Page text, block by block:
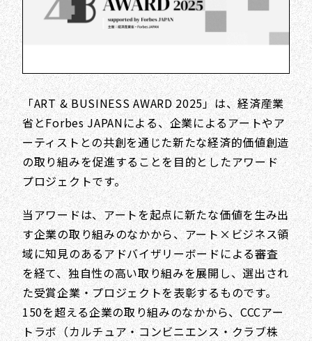
「ART & BUSINESS AWARD 2025」は、経済産業
省とForbes JAPANによる、企業によるアートやア
ーティストとの共創を通じた新たな経済的価値創造
の取り組みを促進することを目的としたアワード
プロジェクトです。
当アワードは、アートを起点に新たな価値を生み出
す企業の取り組みのなかから、アート×ビジネス領
域に知見のあるアドバイザリーボードによる審査
を経て、独自性の高い取り組みを展開し、選出され
た受賞企業・プロジェクトを表彰するものです。
150を超える企業の取り組みのなかから、CCCアー
トラボ（カルチュア・コンビニエンス・クラブ株